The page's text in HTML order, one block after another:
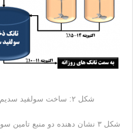
شکل ۲: ساخت سولفید سدیم در کارخانه مواد شیمیایی
شکل ۳ نشان دهنده دو منبع